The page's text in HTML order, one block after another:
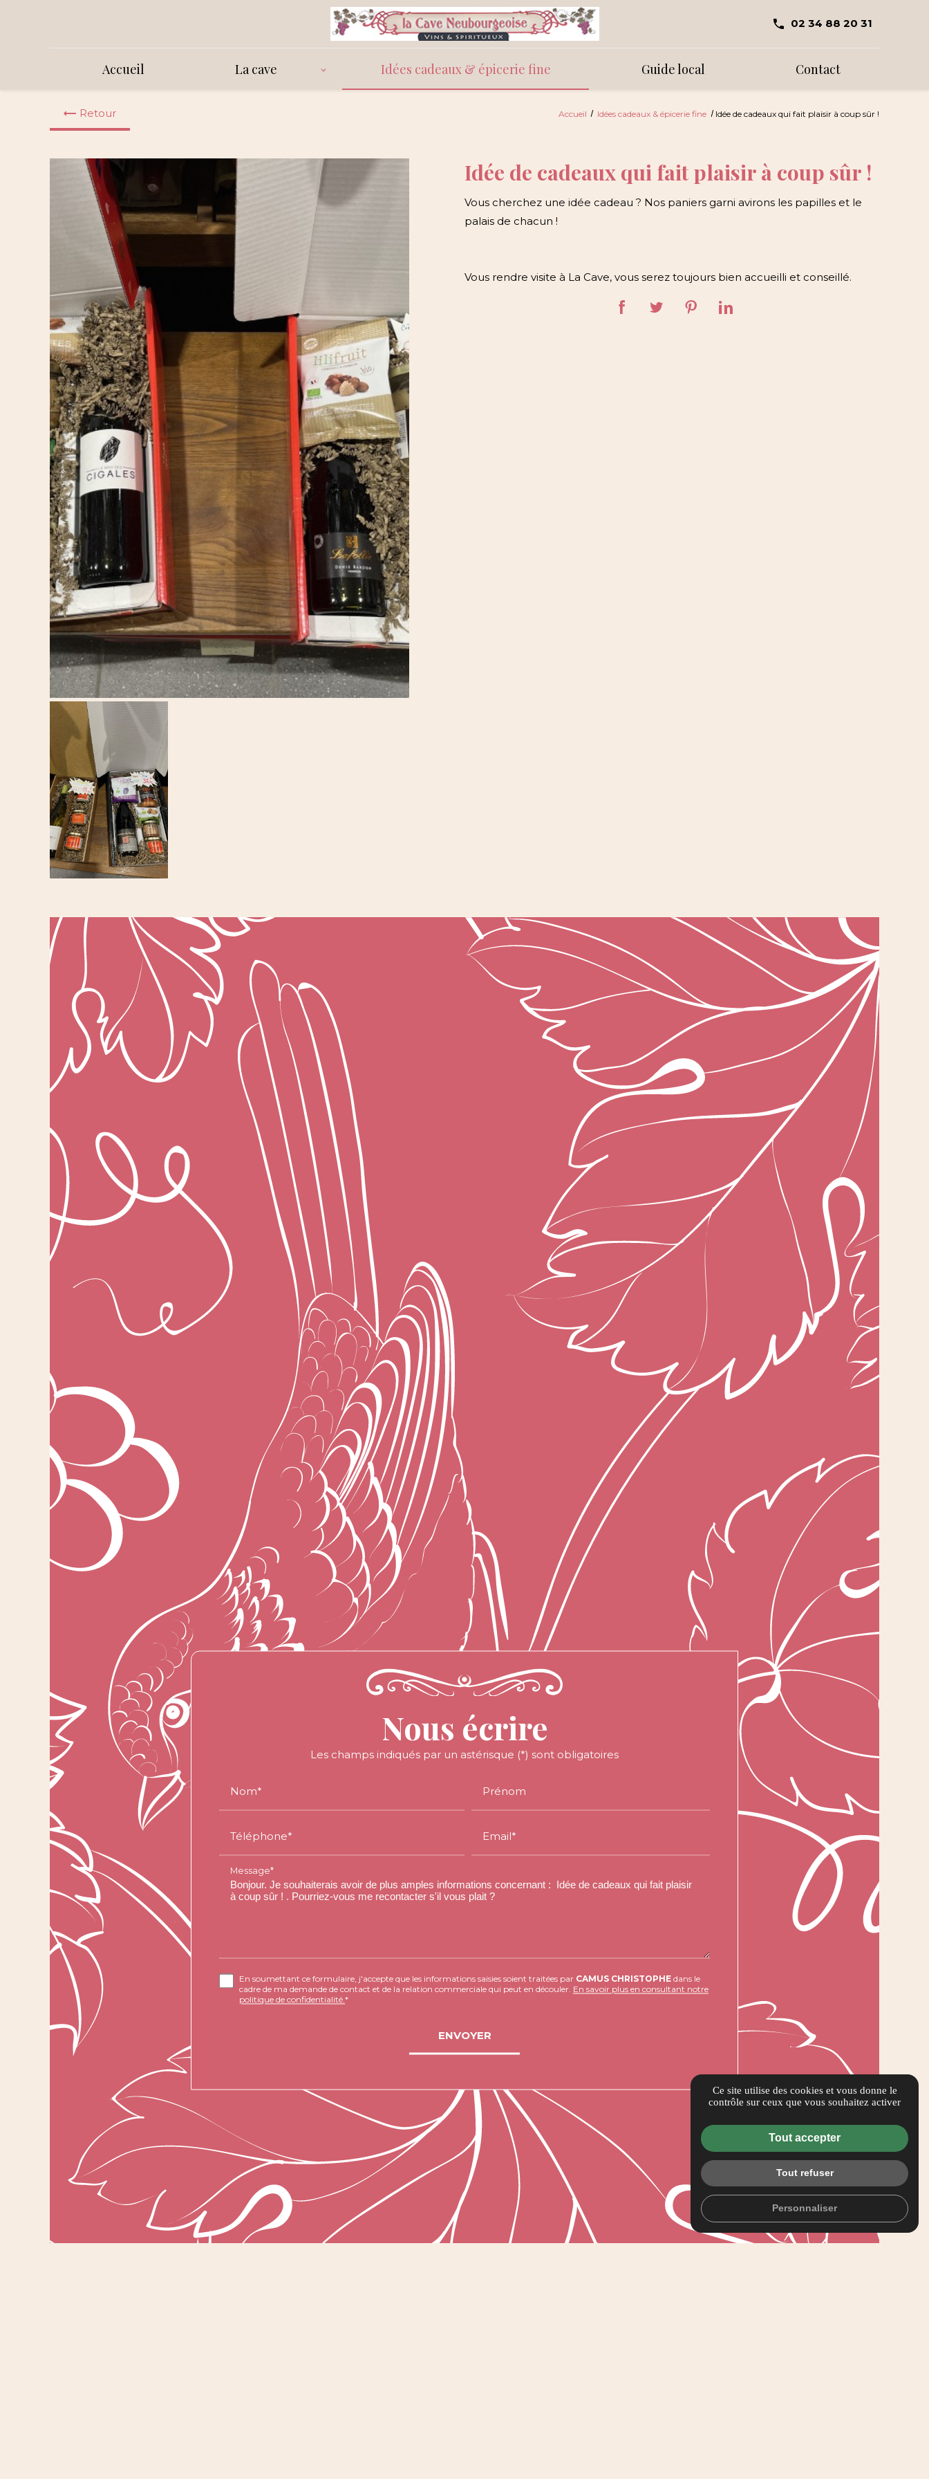
02 34 88 20 31
Accueil La cave Idées cadeaux & épicerie fine Guide local Contact
Accueil Idées cadeaux & épicerie fine Idée de cadeaux qui fait plaisir à coup sûr !
Retour
Idée de cadeaux qui fait plaisir à coup sûr !
Vous cherchez une idée cadeau ? Nos paniers garni avirons les papilles et le
palais de chacun !
Vous rendre visite à La Cave, vous serez toujours bien accueilli et conseillé.
Nous écrire
Les champs indiqués par un astérisque (*) sont obligatoires
Nom* Prénom
Téléphone* Email*
Message*
En soumettant ce formulaire, j'accepte que les informations saisies soient traitées par CAMUS CHRISTOPHE dans le
cadre de ma demande de contact et de la relation commerciale qui peut en découler. En savoir plus en consultant notre
politique de confidentialité.*
Ce site utilise des cookies et vous donne le
contrôle sur ceux que vous souhaitez activer
Tout accepter
Tout refuser
Personnaliser